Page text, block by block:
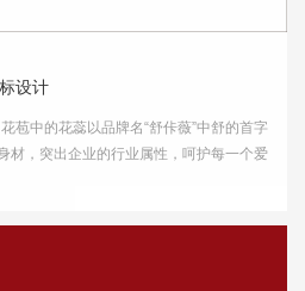
设计
苞中的花蕊以品牌名“舒佧薇”中舒的首字
材，突出企业的行业属性，呵护每一个爱